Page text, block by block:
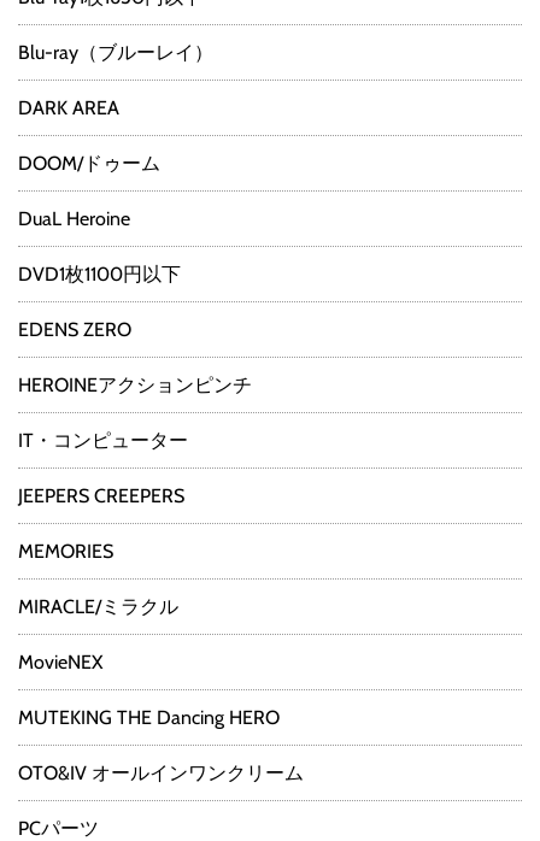
Blu-ray（ブルーレイ）
DARK AREA
DOOM/ドゥーム
DuaL Heroine
DVD1枚1100円以下
EDENS ZERO
HEROINEアクションピンチ
IT・コンピューター
JEEPERS CREEPERS
MEMORIES
MIRACLE/ミラクル
MovieNEX
MUTEKING THE Dancing HERO
OTO&IV オールインワンクリーム
PCパーツ